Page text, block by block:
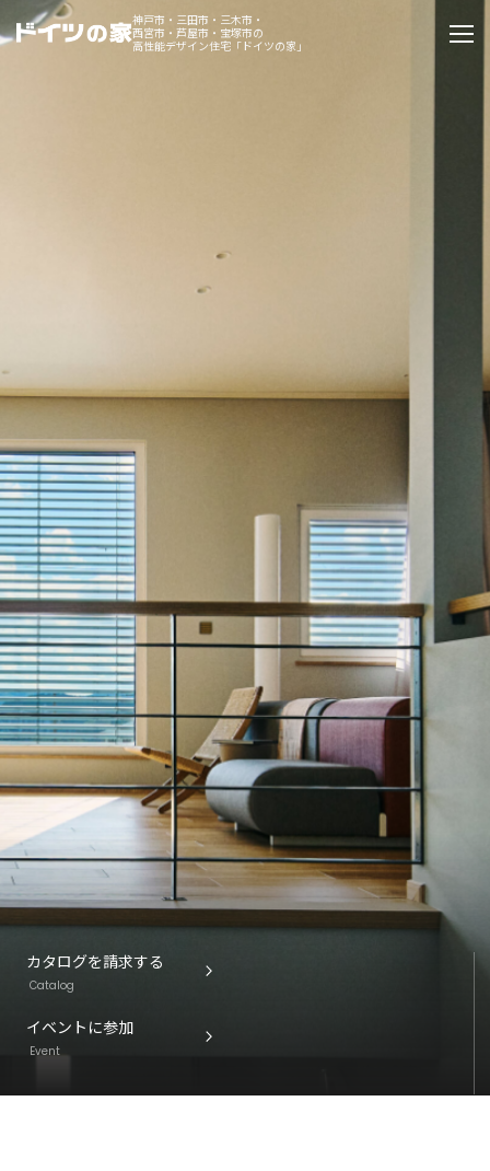
神戸市・三田市・三木市・
西宮市・芦屋市・宝塚市の
高性能デザイン住宅「ドイツの家」
Dialog
Column
コラム
Event
イベント・お知らせ
Essay
エセ―
Architect Introduction
建築家紹介
Owner Interview
ZEH Builder
Support
Company
Contact
Catalog
イベントに参加
Official Instagram
カタログを請求する
Catalog
イベントに参加
Event